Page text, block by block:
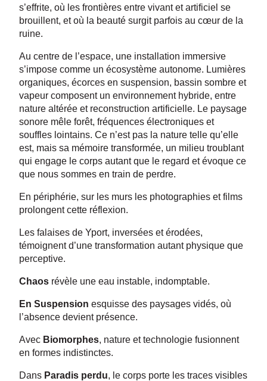
s’effrite, où les frontières entre vivant et artificiel se
brouillent, et où la beauté surgit parfois au cœur de la
ruine.
Au centre de l’espace, une installation immersive
s’impose comme un écosystème autonome. Lumières
organiques, écorces en suspension, bassin sombre et
vapeur composent un environnement hybride, entre
nature altérée et reconstruction artificielle. Le paysage
sonore mêle forêt, fréquences électroniques et
souffles lointains. Ce n’est pas la nature telle qu’elle
est, mais sa mémoire transformée, un milieu troublant
qui engage le corps autant que le regard et évoque ce
que nous sommes en train de perdre.
En périphérie, sur les murs les photographies et films
prolongent cette réflexion.
Les falaises de Yport, inversées et érodées,
témoignent d’une transformation autant physique que
perceptive.
Chaos révèle une eau instable, indomptable.
En Suspension esquisse des paysages vidés, où
l’absence devient présence.
Avec Biomorphes, nature et technologie fusionnent
en formes indistinctes.
Dans Paradis perdu, le corps porte les traces visibles